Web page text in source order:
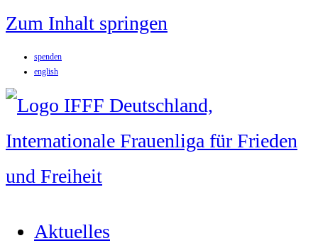
Zum Inhalt springen
spenden
english
Aktuelles